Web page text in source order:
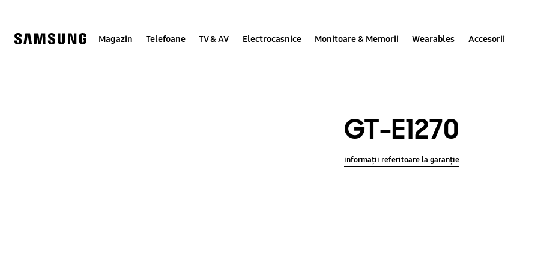
Magazin Telefoane TV & AV Electrocasnice Monitoare & Memorii Wearables Accesorii
GT-E1270
informații referitoare la garanție